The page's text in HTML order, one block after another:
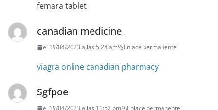
femara tablet
canadian medicine
el 19/04/2023 a las 5:24 am Enlace permanente
viagra online canadian pharmacy
Sgfpoe
el 19/04/2023 a las 11:52 pm Enlace permanente